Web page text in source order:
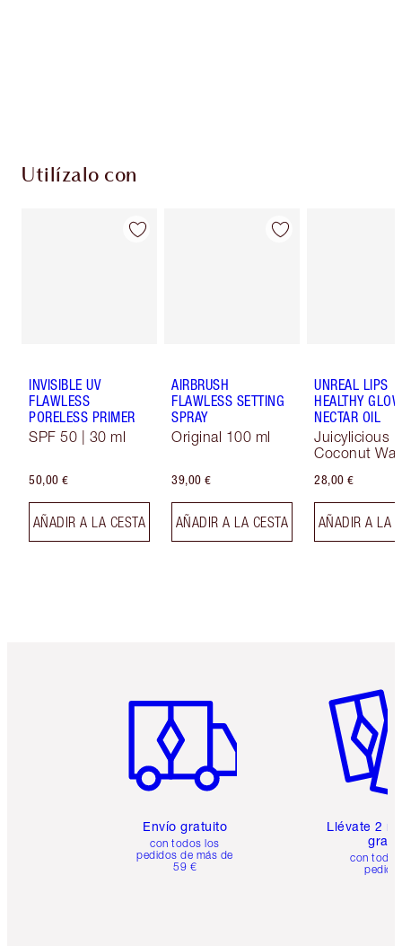
Utilízalo con
INVISIBLE UV
FLAWLESS
PORELESS PRIMER
SPF 50 | 30 ml
50,00 €
AÑADIR A LA CESTA
AIRBRUSH
FLAWLESS SETTING
SPRAY
Original 100 ml
39,00 €
AÑADIR A LA CESTA
UNREAL LIPS
HEALTHY GLOW
NECTAR OIL
Juicylicious
Coconut
28,00 €
AÑADIR A LA
Envío gratuito
con todos los
pedidos de más de
59 €
Llévate 2
gratis
con